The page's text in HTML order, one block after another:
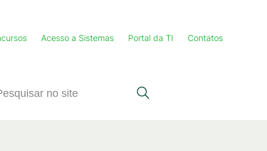
Acesso a Sistemas Portal da TI Contatos